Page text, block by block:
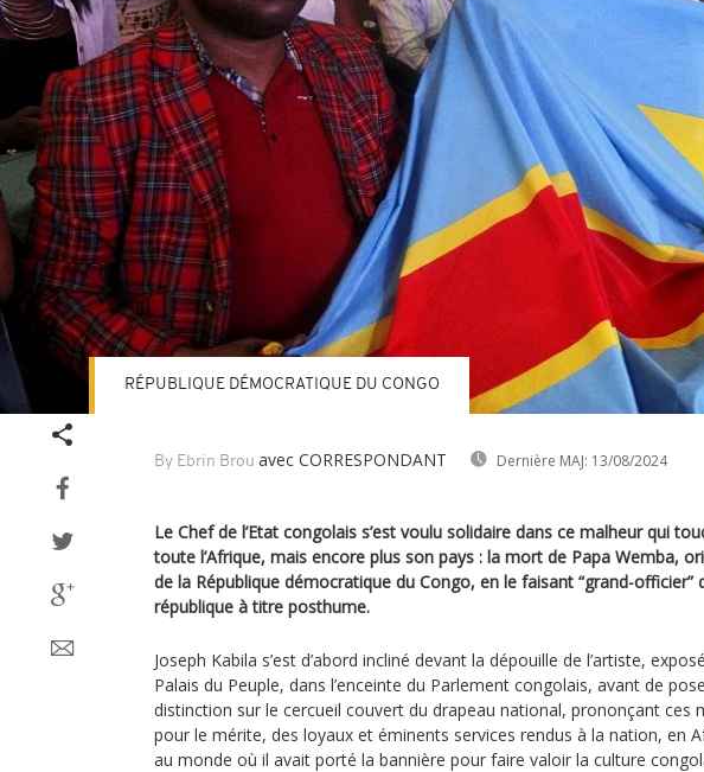
By Ebrin Brou avec CORRESPONDANT Dernière MAJ: 13/08/2024
RÉPUBLIQUE DÉMOCRATIQUE DU CONGO
Le Chef de l’Etat congolais s’est voulu solidaire dans ce malheur qui
toute l’Afrique, mais encore plus son pays : la mort de Papa Wemba,
de la République démocratique du Congo, en le faisant “grand-officier”
république à titre posthume.
Joseph Kabila s’est d’abord incliné devant la dépouille de l’artiste,
Palais du Peuple, dans l’enceinte du Parlement congolais, avant de
distinction sur le cercueil couvert du drapeau national, prononçant ces
pour le mérite, des loyaux et éminents services rendus à la nation, en
au monde où il avait porté la bannière pour faire valoir la culture